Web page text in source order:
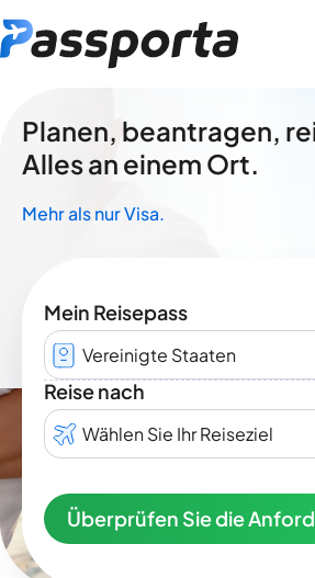
Planen, beantragen,
Alles an einem Ort.
Mehr als nur Visa.
Mein Reisepass
Vereinigte Staaten
Reise nach
Wählen Sie Ihr Reiseziel
Überprüfen Sie die